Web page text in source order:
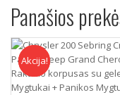
Cherokee
Raktelio
Korpusas
Du
Geležte
(3
Panašios
Akcija
Akcija!